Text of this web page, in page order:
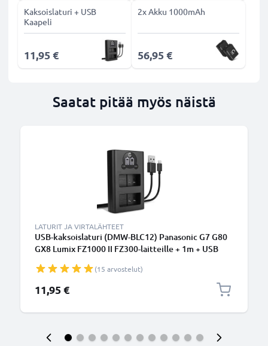
Kaksoislaturi + USB
Kaapeli
11,95 €
2x Akku 1000mAh
56,95 €
Saatat pitää myös näistä
LATURIT JA VIRTALÄHTEET
USB-kaksoislaturi (DMW-BLC12) Panasonic G7 G80
GX8 Lumix FZ1000 II FZ300-laitteille + 1m + USB
(15 arvostelut)
11,95 €